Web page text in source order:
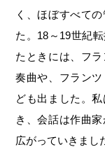
く、ほぼすべて
た。18～19世紀
たときには、フ
奏曲や、フラン
ども出ました。
き、会話は作曲
広がっていきまし